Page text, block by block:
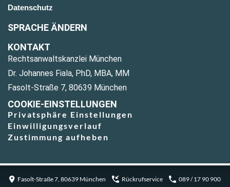
Datenschutz
SPRACHE ÄNDERN
KONTAKT
Rechtsanwaltskanzlei München
Dr. Johannes Fiala, PhD, MBA, MM
Fasolt-Straße 7, 80639 München
COOKIE-EINSTELLUNGEN
Privatsphäre Einstellungen
Einwilligungsverlauf
Zustimmung aufheben
Fasolt-Straße 7, 80639 München Rückrufservice 089 / 17 90 900